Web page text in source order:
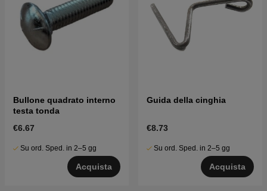
Bullone quadrato interno
testa tonda
€6.67
Su ord. Sped. in 2–5 gg
Acquista
Guida della cinghia
€8.73
Su ord. Sped. in 2–5 gg
Acquista